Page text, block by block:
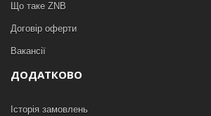
Що таке ZNB
Договір оферти
Вакансії
ДОДАТКОВО
Історія замовлень